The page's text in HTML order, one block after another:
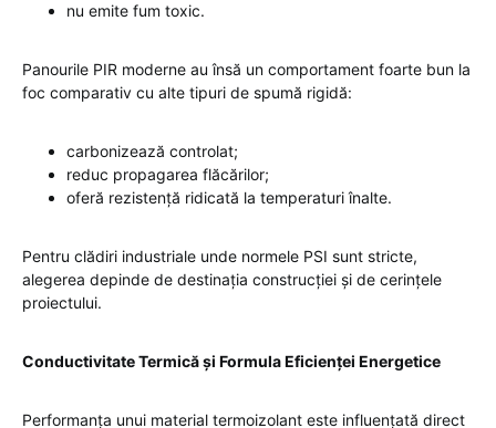
nu emite fum toxic.
Panourile PIR moderne au însă un comportament foarte bun la
foc comparativ cu alte tipuri de spumă rigidă:
carbonizează controlat;
reduc propagarea flăcărilor;
oferă rezistență ridicată la temperaturi înalte.
Pentru clădiri industriale unde normele PSI sunt stricte,
alegerea depinde de destinația construcției și de cerințele
proiectului.
Conductivitate Termică și Formula Eficienței Energetice
Performanța unui material termoizolant este influențată direct